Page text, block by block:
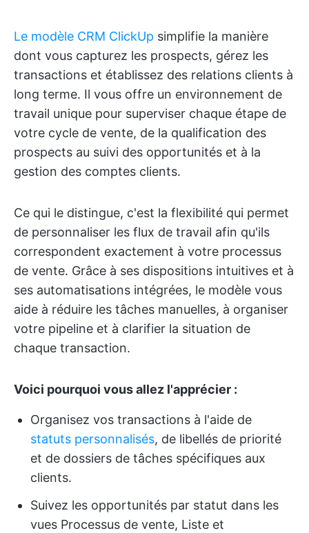
Le modèle CRM ClickUp simplifie la manière
dont vous capturez les prospects, gérez les
transactions et établissez des relations clients à
long terme. Il vous offre un environnement de
travail unique pour superviser chaque étape de
votre cycle de vente, de la qualification des
prospects au suivi des opportunités et à la
gestion des comptes clients.
Ce qui le distingue, c'est la flexibilité qui permet
de personnaliser les flux de travail afin qu'ils
correspondent exactement à votre processus
de vente. Grâce à ses dispositions intuitives et à
ses automatisations intégrées, le modèle vous
aide à réduire les tâches manuelles, à organiser
votre pipeline et à clarifier la situation de
chaque transaction.
Voici pourquoi vous allez l'apprécier :
Organisez vos transactions à l'aide de
statuts personnalisés, de libellés de priorité
et de dossiers de tâches spécifiques aux
clients.
Suivez les opportunités par statut dans les
vues Processus de vente, Liste et